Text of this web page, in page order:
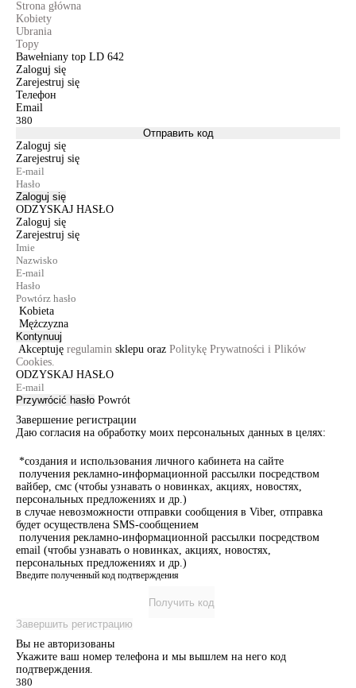
Strona główna
Kobiety
Ubrania
Topy
Bawełniany top LD 642
Zaloguj się
Zarejestruj się
Телефон
Email
Отправить код
Zaloguj się
Zarejestruj się
Zaloguj się
ODZYSKAJ HASŁO
Zaloguj się
Zarejestruj się
Kobieta
Mężczyzna
Kontynuuj
Akceptuję regulamin sklepu oraz Politykę Prywatności i Plików
Cookies.
ODZYSKAJ HASŁO
Przywrócić hasło Powrót
Завершение регистрации
Даю согласия на обработку моих персональных данных в целях:
*создания и использования личного кабинета на сайте
получения рекламно-информационной рассылки посредством
вайбер, смс (чтобы узнавать о новинках, акциях, новостях,
персональных предложениях и др.)
в случае невозможности отправки сообщения в Viber, отправка
будет осуществлена SMS-сообщением
получения рекламно-информационной рассылки посредством
email (чтобы узнавать о новинках, акциях, новостях,
персональных предложениях и др.)
Введите полученный код подтверждения
Получить код
Завершить регистрацию
Вы не авторизованы
Укажите ваш номер телефона и мы вышлем на него код
подтверждения.